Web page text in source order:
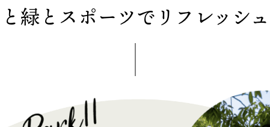
緑とスポーツで リフレッシ